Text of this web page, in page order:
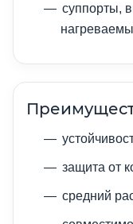
суппорты,
защита от
средний